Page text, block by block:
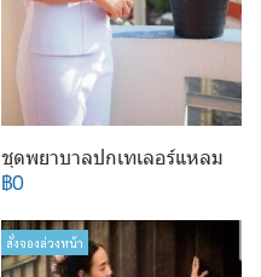
ชุดพยาบาลปกเทเลอร์แหลม
฿0
สั่งจองล่วงหน้า